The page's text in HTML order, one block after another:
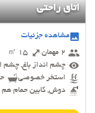
اتاق راحتی
مشاهده جزئیات
2 مهمان
15 ㎡
چشم انداز باغ, چشم
استخر خصوصی
دوش, کابین حمام هم